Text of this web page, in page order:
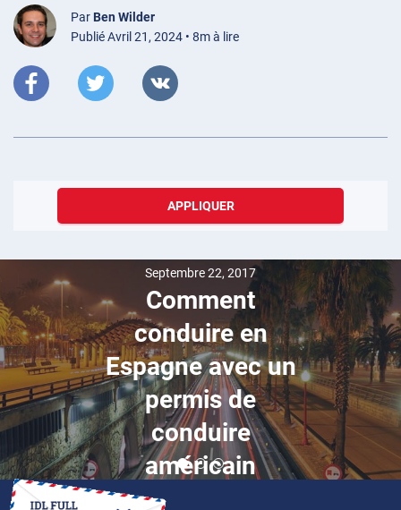
Par Ben Wilder
Publié Avril 21, 2024 • 8m à lire
APPLIQUER
Septembre 22, 2017
Comment
conduire en
Espagne avec un
permis de
conduire
américain